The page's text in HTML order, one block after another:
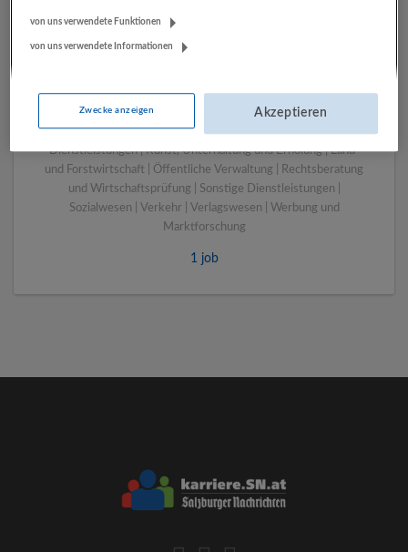
LUGSTEIN CONSULTING
Bau | Beherbergung und Gastronomie | Einzelhandel |
Energieversorgung | Finanz- und Versicherungsleistungen |
Gesundheitswesen | Herstellung von Waren | IT-
Dienstleistungen | Kunst, Unterhaltung und Erholung | Land-
und Forstwirtschaft | Öffentliche Verwaltung | Rechtsberatung
und Wirtschaftsprüfung | Sonstige Dienstleistungen |
Sozialwesen | Verkehr | Verlagswesen | Werbung und
Marktforschung
1 job
von uns verwendete Funktionen
von uns verwendete Informationen
Zwecke anzeigen Akzeptieren